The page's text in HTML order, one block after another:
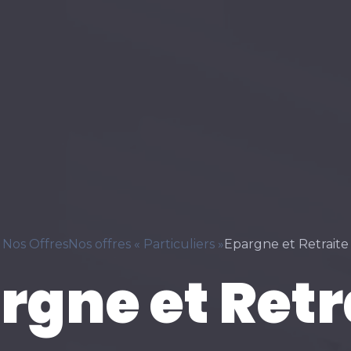
Nos OffresNos offres « Particuliers »Epargne et Retraite
et